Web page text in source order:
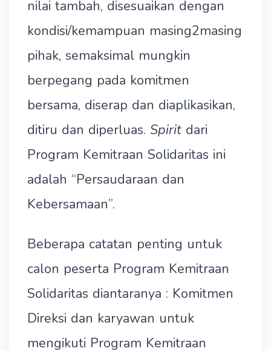
nilai tambah, disesuaikan dengan
kondisi/kemampuan masing2masing
pihak, semaksimal mungkin
berpegang pada komitmen
bersama, diserap dan diaplikasikan,
ditiru dan diperluas. Spirit dari
Program Kemitraan Solidaritas ini
adalah “Persaudaraan dan
Kebersamaan”.
Beberapa catatan penting untuk
calon peserta Program Kemitraan
Solidaritas diantaranya : Komitmen
Direksi dan karyawan untuk
mengikuti Program Kemitraan